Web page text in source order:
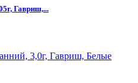
Гавриш,...